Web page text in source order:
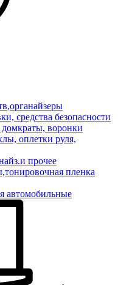
средства безопасности
воронки
оплетки руля,
прочее
пленка
автомобильные